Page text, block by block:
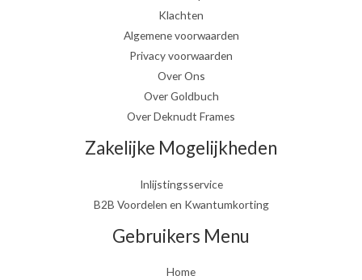
Klachten
Algemene voorwaarden
Privacy voorwaarden
Over Ons
Over Goldbuch
Over Deknudt Frames
Zakelijke Mogelijkheden
Inlijstingsservice
B2B Voordelen en Kwantumkorting
Gebruikers Menu
Home